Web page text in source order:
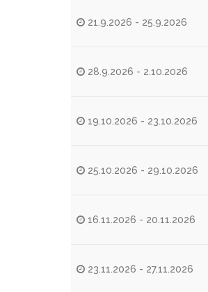
21.9.2026 - 25.9.2026
28.9.2026 - 2.10.2026
19.10.2026 - 23.10.2026
25.10.2026 - 29.10.2026
16.11.2026 - 20.11.2026
23.11.2026 - 27.11.2026